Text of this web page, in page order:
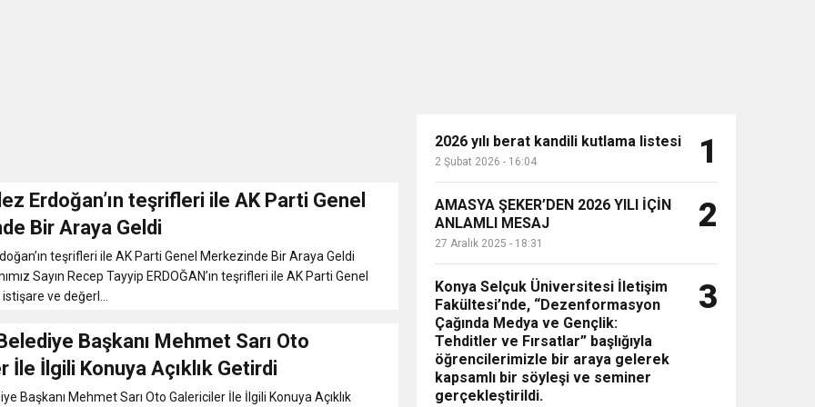
“Amasya’nın Gururları: Dereceye Giren Öğrenciler İçin Anlamlı Tören”
Festivali
listesi
Erdoğan’ın teşrifleri ile AK Parti Genel
Bir Araya Geldi
teşrifleri ile AK Parti Genel Merkezinde Bir Araya Geldi
Sayın Recep Tayyip ERDOĞAN’ın teşrifleri ile AK Parti Genel
ve değerl...
Başkanı Mehmet Sarı Oto
İle İlgili Konuya Açıklık Getirdi
Başkanı Mehmet Sarı Oto Galericiler İle İlgili Konuya Açıklık
2026 yılı berat kandili kutlama listesi
2 Şubat 2026 - 16:04 1
AMASYA ŞEKER’DEN 2026 YILI İÇİN
ANLAMLI MESAJ
27 Aralık 2025 - 18:31
2
Konya Selçuk Üniversitesi İletişim
Fakültesi’nde, “Dezenformasyon
Çağında Medya ve Gençlik:
Tehditler ve Fırsatlar” başlığıyla
öğrencilerimizle bir araya gelerek
kapsamlı bir söyleşi ve seminer
gerçekleştirildi.
3